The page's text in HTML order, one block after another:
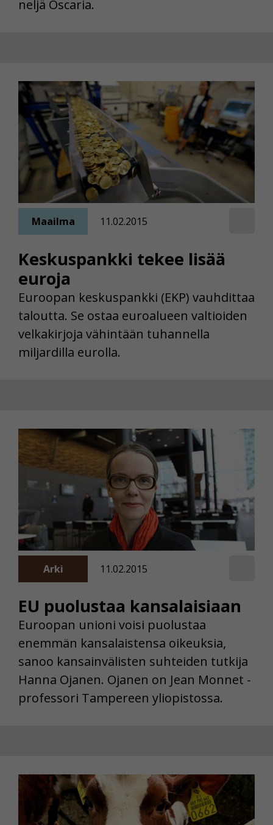
neljä Oscaria.
Keskuspankki tekee lisää
euroja
Maailma 11.02.2015
Euroopan keskuspankki (EKP) vauhdittaa
taloutta. Se ostaa euroalueen valtioiden
velkakirjoja vähintään tuhannella
miljardilla eurolla.
EU puolustaa kansalaisiaan
Arki 11.02.2015
Euroopan unioni voisi puolustaa
enemmän kansalaistensa oikeuksia,
sanoo kansainvälisten suhteiden tutkija
Hanna Ojanen. Ojanen on Jean Monnet -
professori Tampereen yliopistossa.